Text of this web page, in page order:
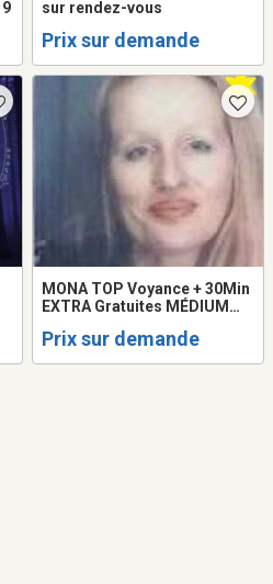
sur rendez-vous
Prix sur demande
MONA TOP Voyance + 30Min
EXTRA Gratuites MÉDIUM
6662 TAROT LOVE Psychic
Prix sur demande